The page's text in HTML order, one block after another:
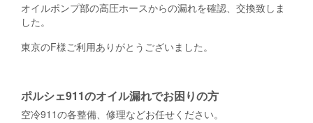
オイルポンプ部の高圧ホースからの漏れを確認、交換致しま
した。
東京のF様ご利用ありがとうございました。
ポルシェ911のオイル漏れでお困りの方
空冷911の各整備、修理などお任せください。